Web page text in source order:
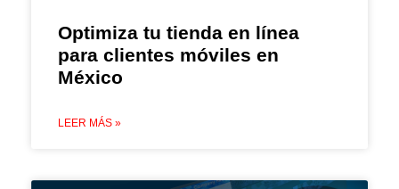
Optimiza tu tienda en línea
para clientes móviles en
México
LEER MÁS »